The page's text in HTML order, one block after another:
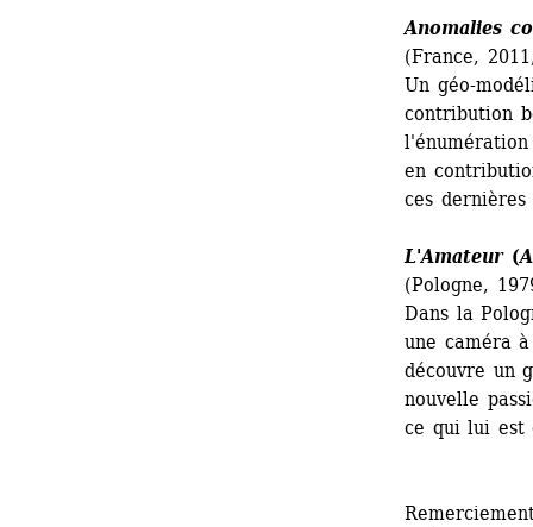
Anomalies
(France,
Un géo-
contribution
en
ces
L'Amateur (
(Pologne,
Dans la
une caméra
découvre un
nouvelle
ce qui lui est